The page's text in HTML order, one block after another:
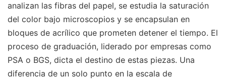
analizan las fibras del papel, se estudia la saturación
del color bajo microscopios y se encapsulan en
bloques de acrílico que prometen detener el tiempo. El
proceso de graduación, liderado por empresas como
PSA o BGS, dicta el destino de estas piezas. Una
diferencia de un solo punto en la escala de